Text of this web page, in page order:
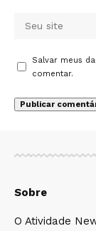
Salvar meus
comentar.
Sobre
O Atividade